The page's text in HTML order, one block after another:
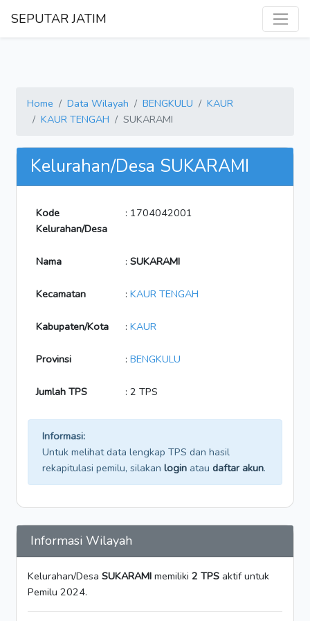
SEPUTAR JATIM
Home Data Wilayah BENGKULU
KAUR
KAUR TENGAH
SUKARAMI
Kelurahan/Desa SUKARAMI
Kode
Kelurahan/Desa
: 1704042001
Nama : SUKARAMI
Kecamatan : KAUR TENGAH
Kabupaten/Kota : KAUR
Provinsi : BENGKULU
Jumlah TPS : 2 TPS
Informasi:
Untuk melihat data lengkap TPS dan hasil
rekapitulasi pemilu, silakan login atau daftar akun.
Informasi Wilayah
Kelurahan/Desa SUKARAMI memiliki 2 TPS aktif untuk
Pemilu 2024.